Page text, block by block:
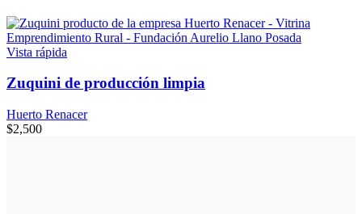
Vista rápida
Zuquini de producción limpia
Huerto Renacer
$2,500